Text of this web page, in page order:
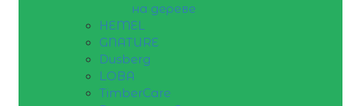
на дереве
HEMEL
GNATURE
Dusberg
LOBA
TimberCare